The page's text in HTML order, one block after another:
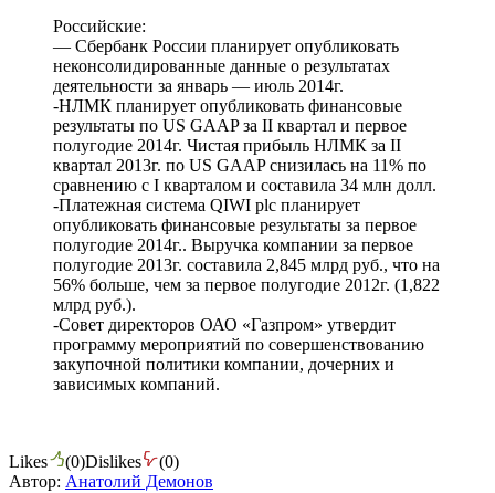
Российские:
— Сбербанк России планирует опубликовать
неконсолидированные данные о результатах
деятельности за январь — июль 2014г.
-НЛМК планирует опубликовать финансовые
результаты по US GAAP за II квартал и первое
полугодие 2014г. Чистая прибыль НЛМК за II
квартал 2013г. по US GAAP снизилась на 11% по
сравнению с I кварталом и составила 34 млн долл.
-Платежная система QIWI plc планирует
опубликовать финансовые результаты за первое
полугодие 2014г.. Выручка компании за первое
полугодие 2013г. составила 2,845 млрд руб., что на
56% больше, чем за первое полугодие 2012г. (1,822
млрд руб.).
-Совет директоров ОАО «Газпром» утвердит
программу мероприятий по совершенствованию
закупочной политики компании, дочерних и
зависимых компаний.
Likes (0)Dislikes (0)
Автор: Анатолий Демонов